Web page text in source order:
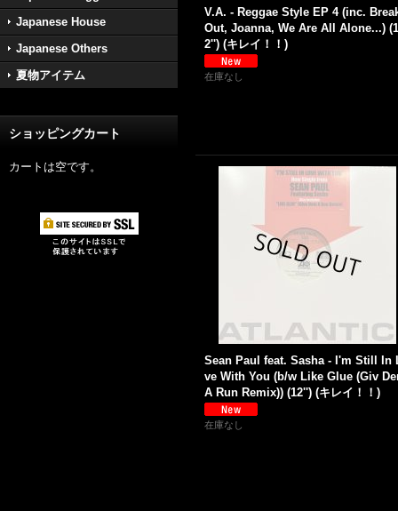
Japanese House
Japanese Others
夏物アイテム
ショッピングカート
カートは空です。
V.A. - Reggae Style EP 4 (inc.
Out, Joanna, We Are All Alone...) (1
2'') (キレイ！！)
在庫なし
Sean Paul feat. Sasha - I'm Still In
ve With You (b/w Like Glue (Giv
A Run Remix)) (12'') (キレイ！！)
在庫なし